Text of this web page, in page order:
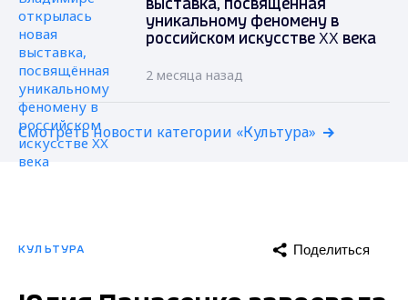
выставка, посвящённая
уникальному феномену в
российском искусстве XX века
2 месяца назад
Смотреть новости категории «Культура»
КУЛЬТУРА Поделиться